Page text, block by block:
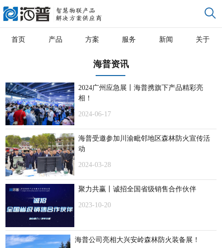
首页 产品 方案 服务 新闻 关于
海普资讯
2024广州应急展丨海普携旗下产品精彩亮
相！
2024-06-17
海普受邀参加川渝毗邻地区森林防火宣传活
动
2024-03-28
聚力共赢丨诚招全国省级销售合作伙伴
2023-10-20
海普公司亮相大兴安岭森林防火装备展！